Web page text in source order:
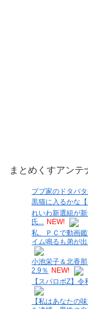
まとめくすアンテ
ブブ家のドタバ
黒猫に入るかな【
れいわ新選組が
氏...
NEW!
私、ＰＣで動画
イム鳴るも弟が
小池栄子＆北香
2.9％ NEW!
【スパロボZ】
【私はあなたの